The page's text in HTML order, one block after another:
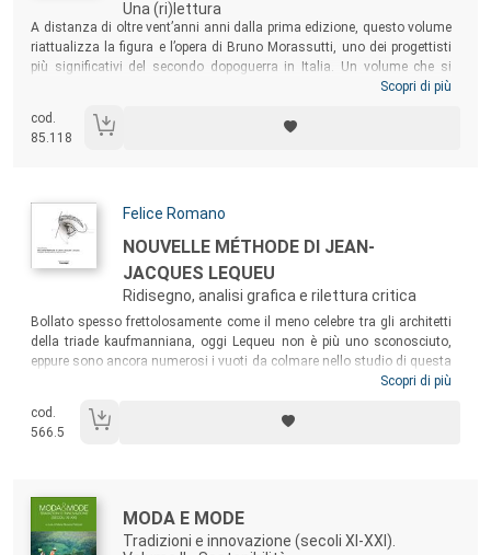
Una (ri)lettura
Sommario:
A distanza di oltre vent’anni anni dalla prima edizione, questo volume
riattualizza la figura e l’opera di Bruno Morassutti, uno dei progettisti
più significativi del secondo dopoguerra in Italia. Un volume che si
integra con una serie di iniziative che si sono succedute negli anni
studi, ricerche e mostre che manifestano ancora oggi l’originalità e
l’attualità del suo operato, a cavallo tra architettura e disegno
Scopri di più
cod.
85.118
Autori:
Felice Romano
Titolo:
NOUVELLE MÉTHODE DI JEAN-
JACQUES LEQUEU
Ridisegno, analisi grafica e rilettura critica
Sommario:
Bollato spesso frettolosamente come il meno celebre tra gli architetti
della triade kaufmanniana, oggi Lequeu non è più uno sconosciuto,
eppure sono ancora numerosi i vuoti da colmare nello studio di questa
enigmatica figura. Il volume traccia un percorso che approfondisce
ovvero la Nouvelle Méthode
, un breve trattato sul disegno della testa
umana e delle singole parti che la compongono, che merita un posto di
Scopri di più
cod.
566.5
Autori:
Titolo:
MODA E MODE
Tradizioni e innovazione (secoli XI-XXI).